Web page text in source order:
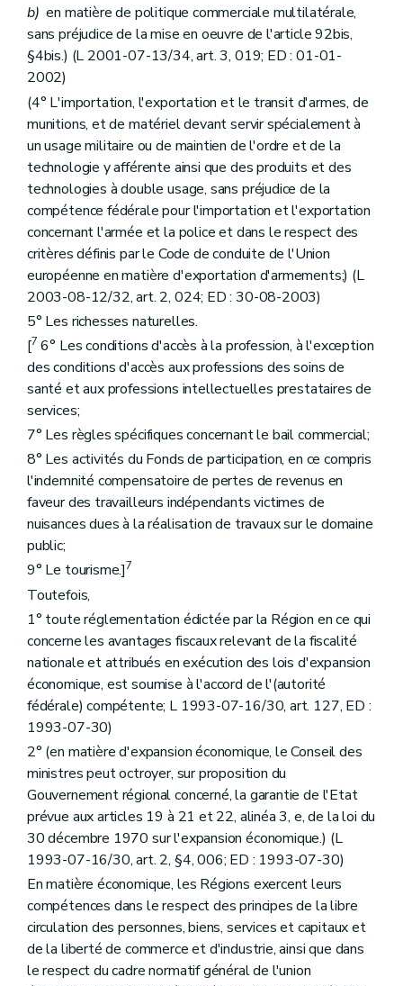
b) en matière de politique commerciale multilatérale,
sans préjudice de la mise en oeuvre de l'article 92bis,
§4bis.) (L 2001-07-13/34, art. 3, 019; ED : 01-01-
2002)
(4° L'importation, l'exportation et le transit d'armes, de
munitions, et de matériel devant servir spécialement à
un usage militaire ou de maintien de l'ordre et de la
technologie y afférente ainsi que des produits et des
technologies à double usage, sans préjudice de la
compétence fédérale pour l'importation et l'exportation
concernant l'armée et la police et dans le respect des
critères définis par le Code de conduite de l'Union
européenne en matière d'exportation d'armements;) (L
2003-08-12/32, art. 2, 024; ED : 30-08-2003)
5° Les richesses naturelles.
[7 6° Les conditions d'accès à la profession, à l'exception
des conditions d'accès aux professions des soins de
santé et aux professions intellectuelles prestataires de
services;
7° Les règles spécifiques concernant le bail commercial;
8° Les activités du Fonds de participation, en ce compris
l'indemnité compensatoire de pertes de revenus en
faveur des travailleurs indépendants victimes de
nuisances dues à la réalisation de travaux sur le domaine
public;
9° Le tourisme.]7
Toutefois,
1° toute réglementation édictée par la Région en ce qui
concerne les avantages fiscaux relevant de la fiscalité
nationale et attribués en exécution des lois d'expansion
économique, est soumise à l'accord de l'(autorité
fédérale) compétente; L 1993-07-16/30, art. 127, ED :
1993-07-30)
2° (en matière d'expansion économique, le Conseil des
ministres peut octroyer, sur proposition du
Gouvernement régional concerné, la garantie de l'Etat
prévue aux articles 19 à 21 et 22, alinéa 3, e, de la loi du
30 décembre 1970 sur l'expansion économique.) (L
1993-07-16/30, art. 2, §4, 006; ED : 1993-07-30)
En matière économique, les Régions exercent leurs
compétences dans le respect des principes de la libre
circulation des personnes, biens, services et capitaux et
de la liberté de commerce et d'industrie, ainsi que dans
le respect du cadre normatif général de l'union